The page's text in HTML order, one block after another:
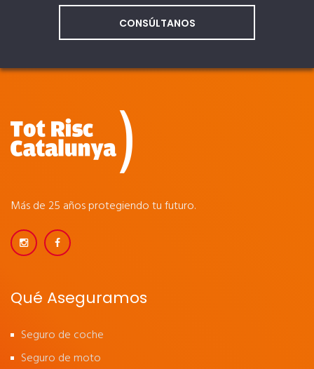
CONSÚLTANOS
Más de 25 años protegiendo tu futuro.
Qué Aseguramos
Seguro de coche
Seguro de moto